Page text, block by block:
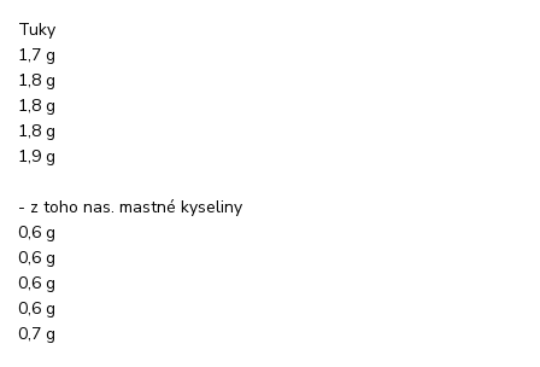
Tuky
1,7 g
1,8 g
1,8 g
1,8 g
1,9 g
- z toho nas. mastné kyseliny
0,6 g
0,6 g
0,6 g
0,6 g
0,7 g